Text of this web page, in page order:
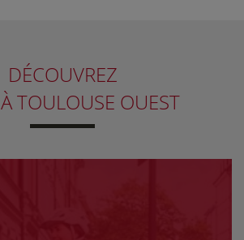
DÉCOUVREZ
À TOULOUSE OUEST